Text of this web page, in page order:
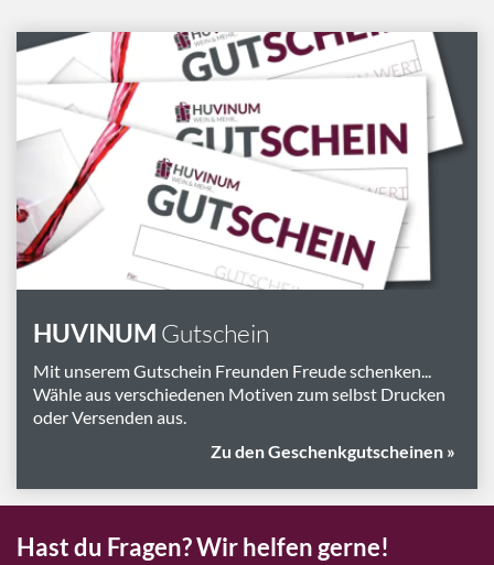
HUVINUM Gutschein
Mit unserem Gutschein Freunden Freude schenken...
Wähle aus verschiedenen Motiven zum selbst Drucken
oder Versenden aus.
Zu den Geschenkgutscheinen »
Hast du Fragen? Wir helfen gerne!